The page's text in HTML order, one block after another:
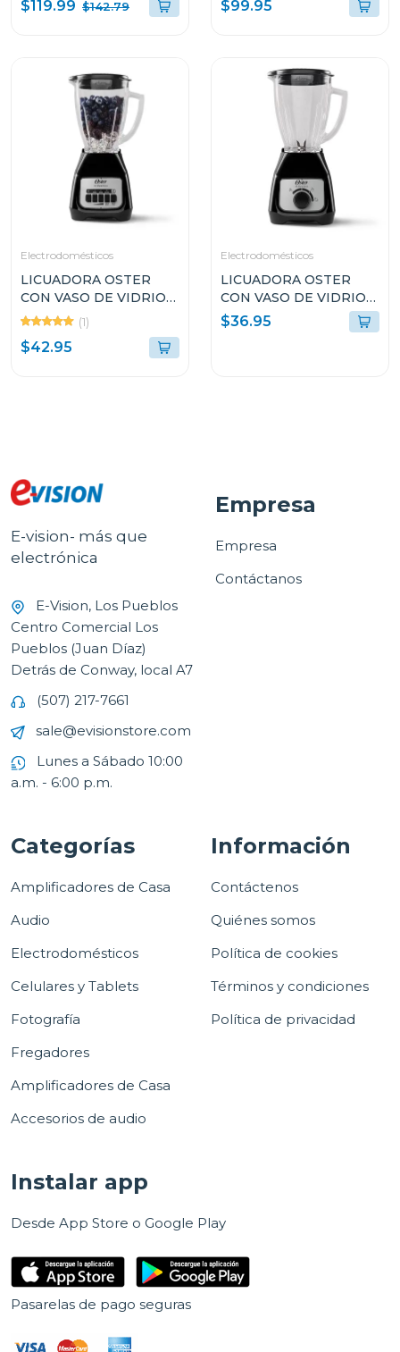
$119.99 $142.79 $99.95
Electrodomésticos
LICUADORA OSTER
CON VASO DE VIDRIO
DE 1.5L Y 2
VELOCIDADES
BLSTKAGBPB
(1)
$42.95
Electrodomésticos
LICUADORA OSTER
CON VASO DE VIDRIO
DE 1.5L Y CONTROL DE
PERILLA BLSTKAGBRD
$36.95
E-vision- más que
electrónica
E-Vision, Los Pueblos
Centro Comercial Los
Pueblos (Juan Díaz)
Detrás de Conway, local A7
(507) 217-7661
sale@evisionstore.com
Lunes a Sábado 10:00
a.m. - 6:00 p.m.
Empresa
Empresa
Contáctanos
Categorías
Amplificadores de Casa
Audio
Electrodomésticos
Celulares y Tablets
Fotografía
Fregadores
Amplificadores de Casa
Accesorios de audio
Información
Contáctenos
Quiénes somos
Política de cookies
Términos y condiciones
Política de privacidad
Instalar app
Desde App Store o Google Play
Pasarelas de pago seguras